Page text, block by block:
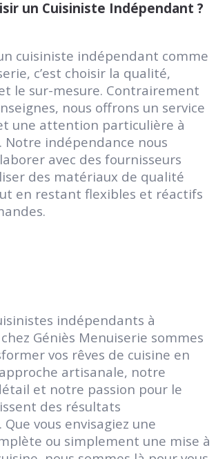
un Cuisiniste Indépendant ?
cuisiniste indépendant comme
c’est choisir la qualité,
le sur-mesure. Contrairement
nous offrons un service
une attention particulière à
Notre indépendance nous
avec des fournisseurs
des matériaux de qualité
en restant flexibles et réactifs
indépendants à
Géniès Menuiserie sommes
vos rêves de cuisine en
artisanale, notre
et notre passion pour le
des résultats
vous envisagiez une
ou simplement une mise à